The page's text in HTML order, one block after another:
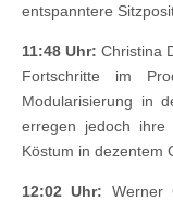
entspanntere
11:48 Uhr: Christina
Fortschritte im
Modularisierung in
erregen jedoch ihre
Köstum in dezentem
12:02 Uhr: Werner